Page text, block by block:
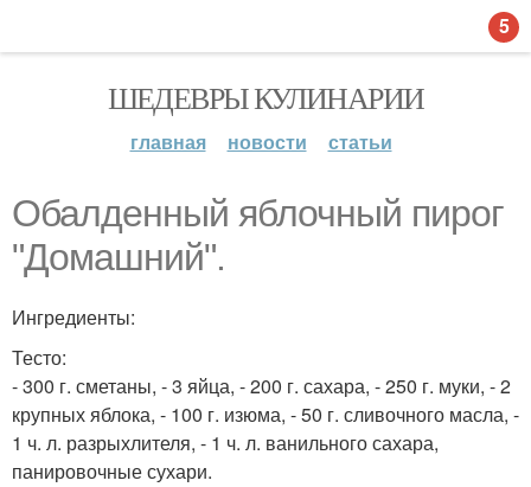
ШЕДЕВРЫ КУЛИНАРИИ
главная новости статьи
Обалденный яблочный пирог
"Домашний".
Ингредиенты:
Тесто:
- 300 г. сметаны, - 3 яйца, - 200 г. сахара, - 250 г. муки, - 2
крупных яблока, - 100 г. изюма, - 50 г. сливочного масла, -
1 ч. л. разрыхлителя, - 1 ч. л. ванильного сахара,
панировочные сухари.
5